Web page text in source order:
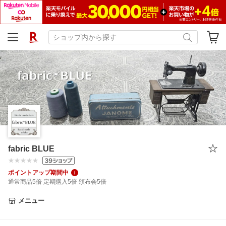
fabric BLUE
ポイントアップ期間中
通常商品5倍 定期購入5倍 頒布会5倍
メニュー